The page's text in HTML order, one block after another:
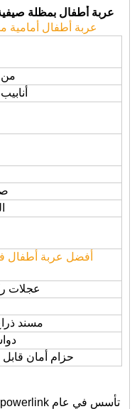
عربة أطفال بمظلة صيفية 2024 عربة أطفال مناسبة
عربة أطفال أمامية
من 0 شهر إلى 36 شهرًا
أفضل عربة أطفال
عجلات
مسند
حزام أمان